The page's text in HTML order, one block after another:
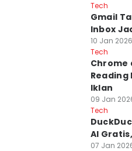
Tech
Gmail
Inbox
10 Jan
Tech
Chrome
Reading
Iklan
09 Jan
Tech
AI
07 Jan